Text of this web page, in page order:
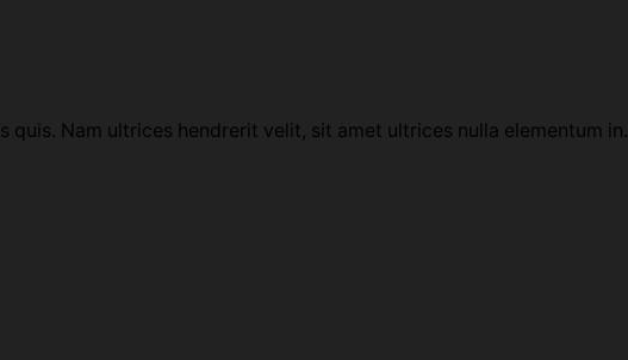
Nam ultrices hendrerit velit, sit amet ultrices nulla elementum in.